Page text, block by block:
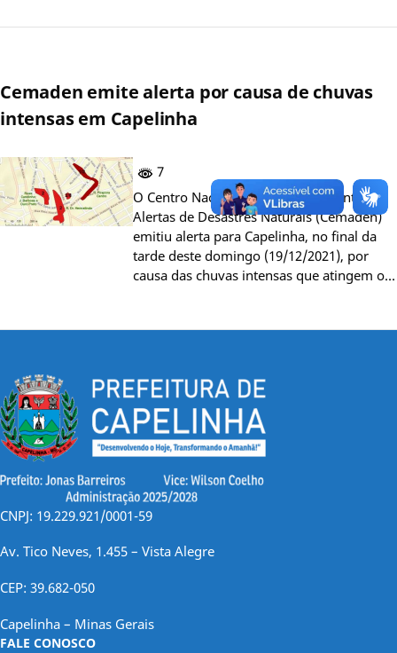
Cemaden emite alerta por causa de chuvas
intensas em Capelinha
7
O Centro Nacional de Monitoramento e
Alertas de Desastres Naturais (Cemaden)
emitiu alerta para Capelinha, no final da
tarde deste domingo (19/12/2021), por
causa das chuvas intensas que atingem o…
CNPJ: 19.229.921/0001-59
Av. Tico Neves, 1.455 – Vista Alegre
CEP: 39.682-050
Capelinha – Minas Gerais
FALE CONOSCO